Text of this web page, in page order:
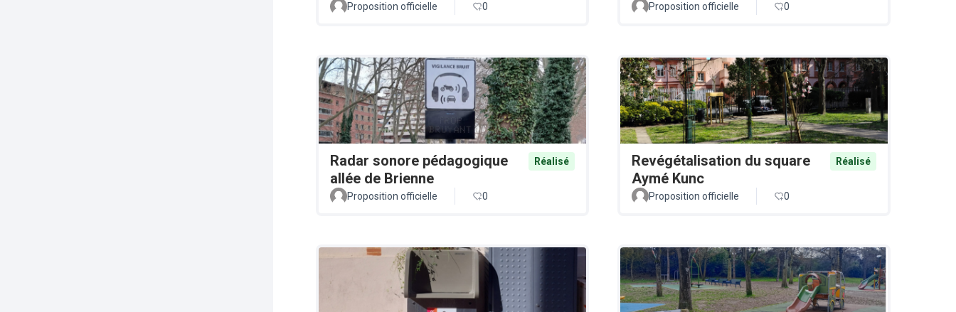
Proposition officielle 0 Proposition officielle 0
Radar sonore pédagogique
allée de Brienne
Réalisé
Proposition officielle 0
Revégétalisation du square
Aymé Kunc
Réalisé
Proposition officielle 0